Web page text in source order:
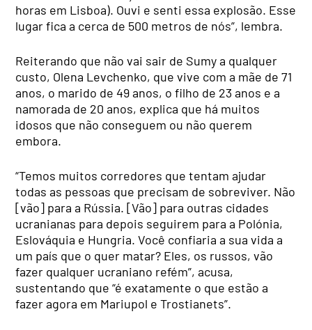
horas em Lisboa). Ouvi e senti essa explosão. Esse
lugar fica a cerca de 500 metros de nós”, lembra.
Reiterando que não vai sair de Sumy a qualquer
custo, Olena Levchenko, que vive com a mãe de 71
anos, o marido de 49 anos, o filho de 23 anos e a
namorada de 20 anos, explica que há muitos
idosos que não conseguem ou não querem
embora.
“Temos muitos corredores que tentam ajudar
todas as pessoas que precisam de sobreviver. Não
[vão] para a Rússia. [Vão] para outras cidades
ucranianas para depois seguirem para a Polónia,
Eslováquia e Hungria. Você confiaria a sua vida a
um país que o quer matar? Eles, os russos, vão
fazer qualquer ucraniano refém”, acusa,
sustentando que “é exatamente o que estão a
fazer agora em Mariupol e Trostianets”.